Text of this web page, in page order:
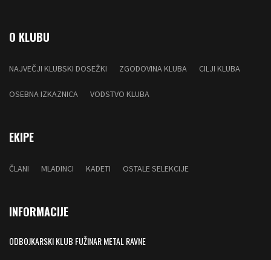
O KLUBU
NAJVEČJI KLUBSKI DOSEŽKI ZGODOVINA KLUBA CILJI KLUBA
OSEBNA IZKAZNICA VODSTVO KLUBA
EKIPE
ČLANI MLADINCI KADETI OSTALE SELEKCIJE
INFORMACIJE
ODBOJKARSKI KLUB FUŽINAR METAL RAVNE